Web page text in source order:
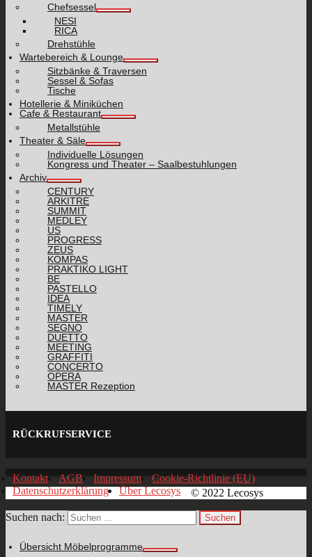
Chefsessel
NESI
RICA
Drehstühle
Wartebereich & Lounge
Sitzbänke & Traversen
Sessel & Sofas
Tische
Hotellerie & Miniküchen
Cafe & Restaurant
Metallstühle
Theater & Säle
Individuelle Lösungen
Kongress und Theater – Saalbestuhlungen
Archiv
CENTURY
ARKITRE
SUMMIT
MEDLEY
US
PROGRESS
ZEUS
KOMPAS
PRAKTIKO LIGHT
BE
PASTELLO
IDEA
TIMELY
MASTER
SEGNO
DUETTO
MEETING
GRAFFITI
CONCERTO
OPERA
MASTER Rezeption
RÜCKRUFSERVICE
Kontakt AGB Impressum
Cookie-Richtlinie (EU)
Datenschutzerklärung
Über Lecosys © 2022 Lecosys
Suchen nach:
Übersicht Möbelprogramme